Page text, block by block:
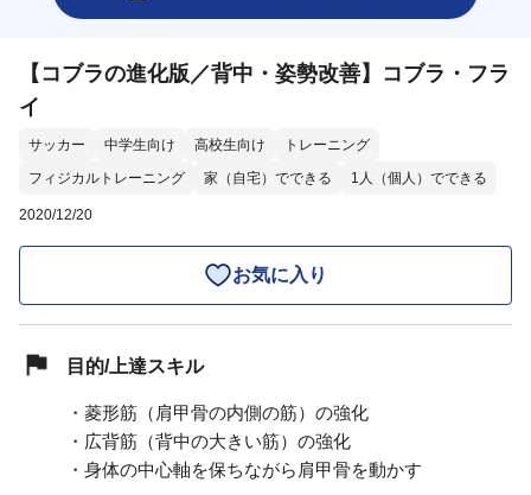
【コブラの進化版／背中・姿勢改善】コブラ・フラ
イ
サッカー 中学生向け 高校生向け
トレーニング
フィジカルトレーニング
家（自宅）でできる 1人（個人）でできる
2020/12/20
お気に入り
目的/上達スキル
・菱形筋（肩甲骨の内側の筋）の強化
・広背筋（背中の大きい筋）の強化
・身体の中心軸を保ちながら肩甲骨を動かす